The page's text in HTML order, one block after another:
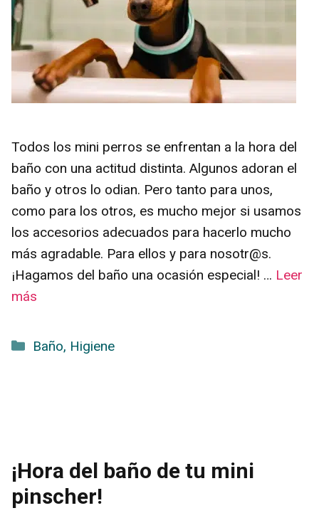
Todos los mini perros se enfrentan a la hora del
baño con una actitud distinta. Algunos adoran el
baño y otros lo odian. Pero tanto para unos,
como para los otros, es mucho mejor si usamos
los accesorios adecuados para hacerlo mucho
más agradable. Para ellos y para nosotr@s.
¡Hagamos del baño una ocasión especial! … Leer
más
Categorías
Baño, Higiene
¡Hora del baño de tu mini
pinscher!